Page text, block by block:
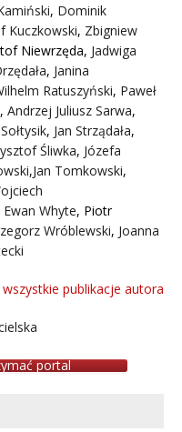
, Dominik
Kuczkowski, Zbigniew
Niewrzęda, Jadwiga
, Janina
Ratuszyński, Paweł
, Andrzej Juliusz Sarwa,
, Jan Strządała,
Śliwka, Józefa
,Jan Tomkowski,
Ewan Whyte, Piotr
Wróblewski, Joanna
publikacje autora
portal